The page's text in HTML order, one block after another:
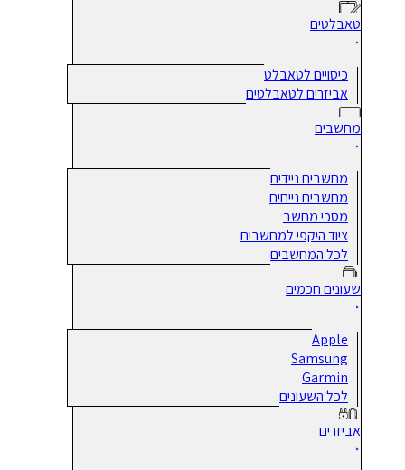
טאבלטים
כיסויים לטאבלט
אביזרים לטאבלטים
מחשבים
מחשבים ניידים
מחשבים נייחים
מסכי מחשב
ציוד היקפי למחשבים
לכל המחשבים
שעונים חכמים
Apple
Samsung
Garmin
לכל השעונים
אביזרים